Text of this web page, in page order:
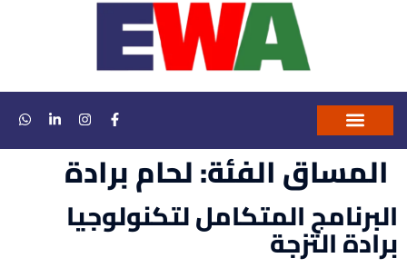
المساق الفئة:لحام برادة
البرنامج المتكامل لتكنولوجيا
برادة التزجة